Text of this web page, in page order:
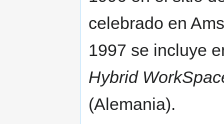
celebrado en
1997 se incluye
Hybrid
(Alemania).